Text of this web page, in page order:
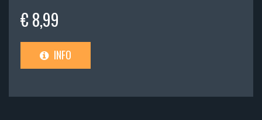
€ 8,99
INFO